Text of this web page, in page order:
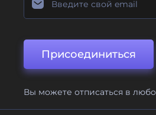
Присоединиться
Вы можете отписаться в